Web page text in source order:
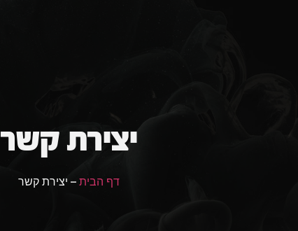
יצירת קשר
דף הבית – יצירת קשר